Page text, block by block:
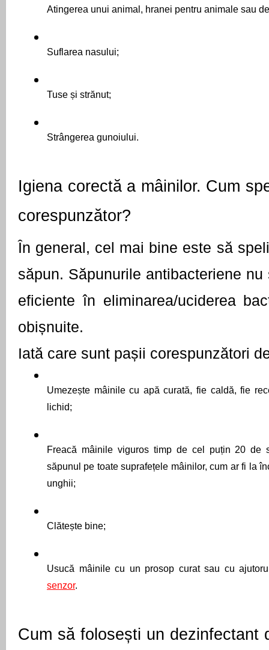
Atingerea unui animal, hranei pentru animale sau
Suflarea nasului;
Tuse și strănut;
Strângerea gunoiului.
Igiena corectă a mâinilor. Cum
corespunzător?
În general, cel mai bine este să
săpun. Săpunurile antibacteriene
eficiente în eliminarea/uciderea
obișnuite.
Iată care sunt pașii corespunzători
Umezește mâinile cu apă curată, fie caldă, fie
lichid;
Freacă mâinile viguros timp de cel puțin 20 de
săpunul pe toate suprafețele mâinilor, cum ar fi la
unghii;
Clătește bine;
Usucă mâinile cu un prosop curat sau cu
senzor.
Cum să folosești un dezinfectant